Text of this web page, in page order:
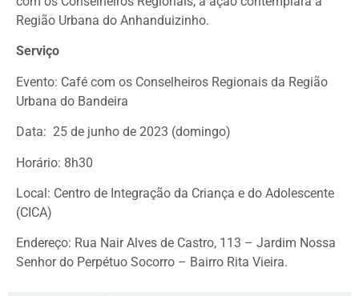
Região Urbana do Anhanduizinho.
Serviço
Evento: Café com os Conselheiros Regionais da Região
Urbana do Bandeira
Data: 25 de junho de 2023 (domingo)
Horário: 8h30
Local: Centro de Integração da Criança e do Adolescente
(CICA)
Endereço: Rua Nair Alves de Castro, 113 – Jardim Nossa
Senhor do Perpétuo Socorro – Bairro Rita Vieira.